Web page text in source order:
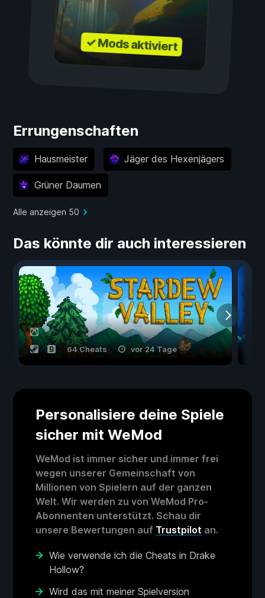
✓ Mods aktiviert
Errungenschaften
Hausmeister Jäger des Hexenjägers
Grüner Daumen
Alle anzeigen 50
Das könnte dir auch interessieren
64 Cheats vor 24 Tage
Personalisiere deine Spiele
sicher mit WeMod
WeMod ist immer sicher und immer frei
wegen unserer Gemeinschaft von
Millionen von Spielern auf der ganzen
Welt. Wir werden zu von WeMod Pro-
Abonnenten unterstützt. Schau dir
unsere Bewertungen auf Trustpilot an.
Wie verwende ich die Cheats in Drake
Hollow?
Wird das mit meiner Spielversion